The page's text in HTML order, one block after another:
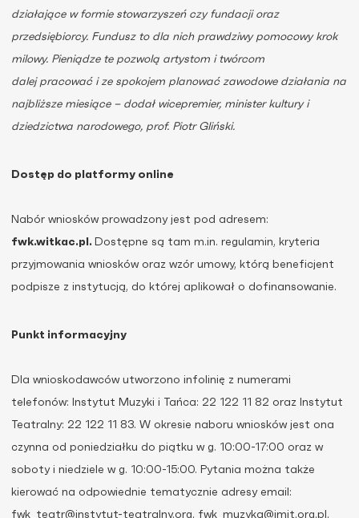
działające w formie stowarzyszeń czy fundacji oraz
przedsiębiorcy. Fundusz to dla nich prawdziwy pomocowy krok
milowy. Pieniądze te pozwolą artystom i twórcom
dalej pracować i ze spokojem planować zawodowe działania na
najbliższe miesiące – dodał wicepremier, minister kultury i
dziedzictwa narodowego, prof. Piotr Gliński.
Dostęp do platformy online
Nabór wniosków prowadzony jest pod adresem:
fwk.witkac.pl. Dostępne są tam m.in. regulamin, kryteria
przyjmowania wniosków oraz wzór umowy, którą beneficjent
podpisze z instytucją, do której aplikował o dofinansowanie.
Punkt informacyjny
Dla wnioskodawców utworzono infolinię z numerami
telefonów: Instytut Muzyki i Tańca: 22 122 11 82 oraz Instytut
Teatralny: 22 122 11 83. W okresie naboru wniosków jest ona
czynna od poniedziałku do piątku w g. 10:00-17:00 oraz w
soboty i niedziele w g. 10:00-15:00. Pytania można także
kierować na odpowiednie tematycznie adresy email:
fwk_teatr@instytut-teatralny.org, fwk_muzyka@imit.org.pl,